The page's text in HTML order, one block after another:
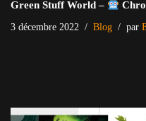
Green Stuff World –
3 décembre 2022 Blog par